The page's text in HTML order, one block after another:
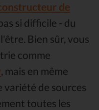
de
si difficile - du
Bien sûr, vous
comme
, mais en même
variété de sources
toutes les